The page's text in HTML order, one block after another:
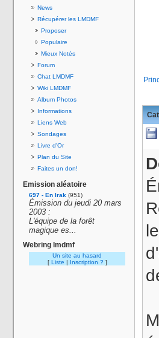
News
Récupérer les LMDMF
Proposer
Populaire
Mieux Notés
Forum
Chat LMDMF
Wiki LMDMF
Album Photos
Informations
Liens Web
Sondages
Livre d'Or
Plan du Site
Faites un don!
Emission aléatoire
697 - En Irak (951)
Émission du jeudi 20 mars
2003 :
L'équipe de la forêt
magique es...
Webring lmdmf
Un site au hasard
[ Liste | Inscription ? ]